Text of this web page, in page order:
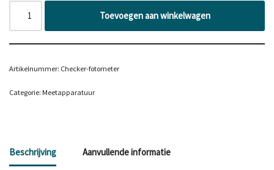
Toevoegen aan winkelwagen
Artikelnummer: Checker-fotometer
Categorie: Meetapparatuur
Beschrijving Aanvullende informatie